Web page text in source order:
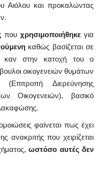
Αιόλου και προκαλώντας
που χρησιμοποιήθηκεγια
καθώς βασίζεται σε
καν στην κατοχή του ο
οικογενειών θυμάτων
Διερεύνησης
Οικογενειών), βασικό
φαίνεται πως έχει
ανακριτής που χειρίζεται
ωστόσο αυτές δεν